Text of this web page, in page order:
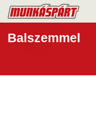
Balszemmel